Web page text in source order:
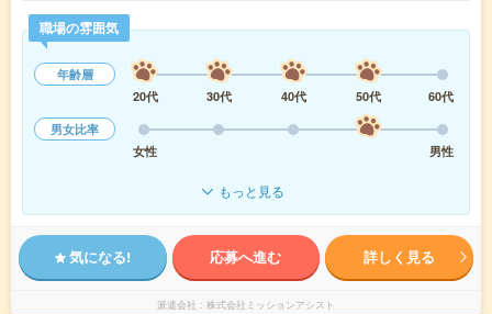
職場の雰囲気
年齢層
20代
30代 40代 50代
60代
男女比率
女性
男性
もっと見る
気になる! 応募へ進む 詳しく見る
派遣会社 株式会社ミッションアシスト